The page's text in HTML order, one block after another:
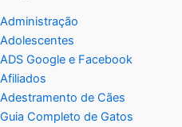
Administração
Adolescentes
ADS Google e Facebook
Afiliados
Adestramento de Cães
Guia Completo de Gatos